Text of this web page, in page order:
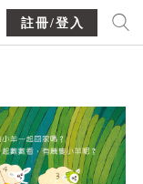
註冊/登入